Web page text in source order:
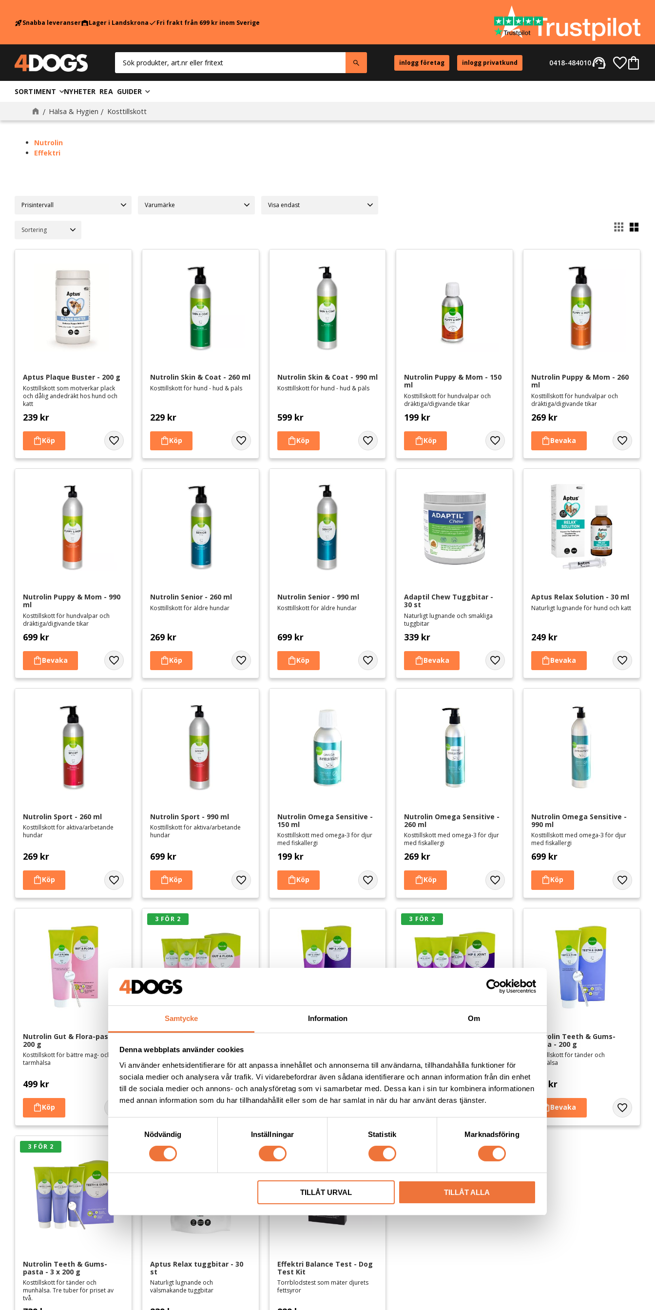
Samtycke Information Om
Denna webbplats använder cookies
Vi använder enhetsidentifierare för att anpassa innehållet och annonserna till användarna, tillhandahålla funktioner för
sociala medier och analysera vår trafik. Vi vidarebefordrar även sådana identifierare och annan information från din enhet
till de sociala medier och annons- och analysföretag som vi samarbetar med. Dessa kan i sin tur kombinera informationen
med annan information som du har tillhandahållit eller som de har samlat in när du har använt deras tjänster.
a
c
s
Nödvändig Inställningar Statistik Marknadsföring
TILLÅT URVAL TILLÅT ALLA
rocket_launchSnabba leveranserwarehouseLager i LandskronacheckFri frakt från 699 kr inom Sverige
inlogg företag inlogg privatkund support_agent
0418-484010
SORTIMENT NYHETER REA GUIDER
Hälsa & Hygien Kosttillskott
Kosttillskott
Nutrolin
Effektri
Prisintervall Visa endast
Aptus Plaque Buster - 200 g
Kosttillskott som motverkar plack
och dålig andedräkt hos hund och
katt
239 kr
Lägg till i favoriter
Nutrolin Skin & Coat - 260 ml
Kosttillskott för hund - hud & päls
229kr
Lägg till i favoriter
Nutrolin Skin & Coat - 990 ml
Kosttillskott för hund - hud & päls
599kr
Lägg till i favoriter
Nutrolin Puppy & Mom - 150
ml
Kosttillskott för hundvalpar och
dräktiga/digivande tikar
199 kr
Lägg till i favoriter
Nutrolin Puppy & Mom - 260
ml
Kosttillskott för hundvalpar och
dräktiga/digivande tikar
269 kr
Lägg till i
Nutrolin Puppy & Mom - 990
ml
Kosttillskott för hundvalpar och
dräktiga/digivande tikar
699 kr
Lägg till i favoriter
Nutrolin Senior - 260 ml
Kosttillskott för äldre hundar
269kr
Lägg till i favoriter
Nutrolin Senior - 990 ml
Kosttillskott för äldre hundar
699kr
Lägg till i favoriter
Adaptil Chew Tuggbitar -
30 st
Naturligt lugnande och smakliga
tuggbitar
339 kr
Lägg till i favoriter
Aptus Relax Solution - 30 ml
Naturligt lugnande för hund och katt
249 kr
Lägg till i
Nutrolin Sport - 260 ml
Kosttillskott för aktiva/arbetande
hundar
269 kr
Lägg till i favoriter
Nutrolin Sport - 990 ml
Kosttillskott för aktiva/arbetande
hundar
699kr
Lägg till i favoriter
Nutrolin Omega Sensitive -
150 ml
Kosttillskott med omega-3 för djur
med fiskallergi
199kr
Lägg till i favoriter
Nutrolin Omega Sensitive -
260 ml
Kosttillskott med omega-3 för djur
med fiskallergi
269 kr
Lägg till i favoriter
Nutrolin Omega Sensitive -
990 ml
Kosttillskott med omega-3 för djur
med fiskallergi
699 kr
Lägg till i
Nutrolin Gut & Flora-pasta -
200 g
Kosttillskott för bättre mag- och
tarmhälsa
499 kr
Nutrolin Gut & Flora-pasta -
Kosttillskott för bättre mag- och
tarmhälsa. Tre tuber för priset av
två.
999
3 FÖR 2
Nutrolin Hip & Joint-pasta -
leder
609
Nutrolin Hip & Joint-pasta -
höfter och andra leder. Tre tuber
för priset av två.
1 218 kr
3 FÖR 2
Lägg till i favoriter
Nutrolin Teeth & Gums-
pasta - 200 g
Kosttillskott för tänder och
munhälsa
kr
Lägg till i
Nutrolin Teeth & Gums-
pasta - 3 x 200 g
Kosttillskott för tänder och
munhälsa. Tre tuber för priset av
två.
3 FÖR 2
Aptus Relax tuggbitar - 30
st
Naturligt lugnande och
välsmakande tuggbitar
Effektri Balance Test - Dog
Test Kit
Torrblodstest som mäter djurets
fettsyror